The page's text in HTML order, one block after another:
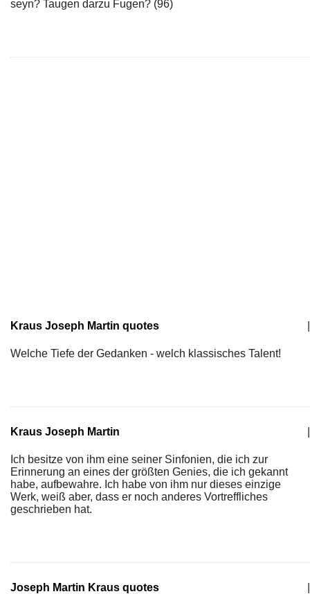
seyn? Taugen darzu Fugen? (96)
Kraus Joseph Martin quotes
Welche Tiefe der Gedanken - welch klassisches Talent!
Kraus Joseph Martin
Ich besitze von ihm eine seiner Sinfonien, die ich zur
Erinnerung an eines der größten Genies, die ich gekannt
habe, aufbewahre. Ich habe von ihm nur dieses einzige
Werk, weiß aber, dass er noch anderes Vortreffliches
geschrieben hat.
Joseph Martin Kraus quotes